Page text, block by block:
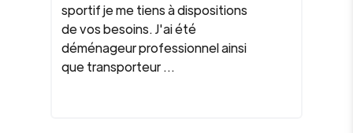
sportif je me tiens à dispositions
de vos besoins. J'ai été
déménageur professionnel ainsi
que transporteur ...